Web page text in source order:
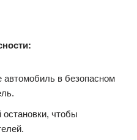
автомобиль в безопасном
остановки, чтобы